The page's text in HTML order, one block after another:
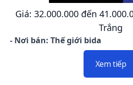
Giá: 32.000.000 đến
Trắng
- Nơi bán: Thế giới bida
Xem tiếp